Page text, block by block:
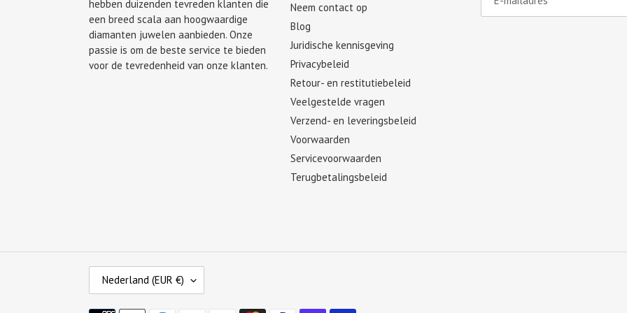
hebben duizenden tevreden klanten die
een breed scala aan hoogwaardige
diamanten juwelen aanbieden. Onze
passie is om de beste service te bieden
voor de tevredenheid van onze klanten.
Neem contact op
Blog
Juridische kennisgeving
Privacybeleid
Retour- en restitutiebeleid
Veelgestelde vragen
Verzend- en leveringsbeleid
Voorwaarden
Servicevoorwaarden
Terugbetalingsbeleid
A
N
Nederland (EUR €)